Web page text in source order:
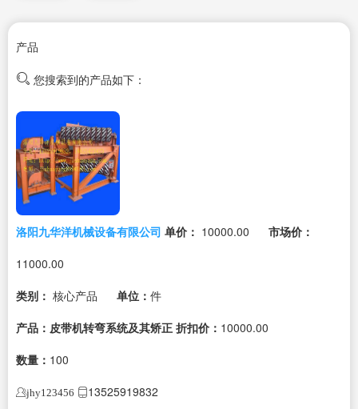
产品
您搜索到的产品如下：
洛阳九华洋机械设备有限公司 单价： 10000.00
市场价：
11000.00
类别： 核心产品 单位： 件
产品：皮带机转弯系统及其矫正 折扣价： 10000.00
数量： 100
jhy123456 13525919832